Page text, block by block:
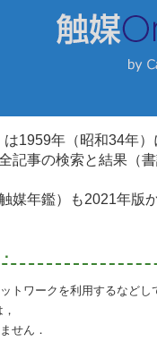
は1959年（昭和34年
記事の検索と結果（
媒年鑑）も2021年
トワークを利用するなど
せん．